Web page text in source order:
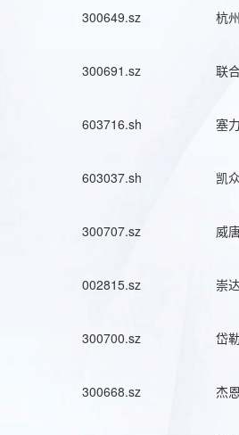
300649.sz 杭
300691.sz 联
603716.sh 塞
603037.sh 凯
300707.sz 威
002815.sz 崇
300700.sz 岱
300668.sz 杰